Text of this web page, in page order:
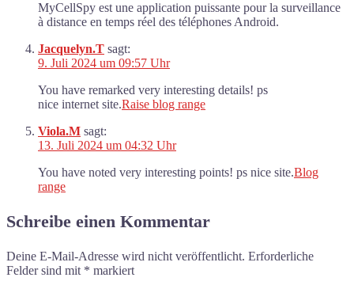
MyCellSpy est une application puissante pour la surveillance
à distance en temps réel des téléphones Android.
Jacquelyn.T sagt:
9. Juli 2024 um 09:57 Uhr
You have remarked very interesting details! ps
nice internet site.Raise blog range
Viola.M sagt:
13. Juli 2024 um 04:32 Uhr
You have noted very interesting points! ps nice site.Blog
range
Schreibe einen Kommentar
Deine E-Mail-Adresse wird nicht veröffentlicht. Erforderliche
Felder sind mit * markiert